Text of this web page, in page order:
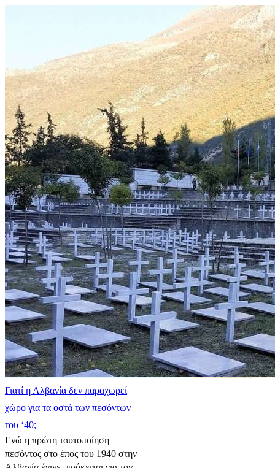
Γιατί η Αλβανία δεν παραχωρεί
χώρο για τα οστά των πεσόντων
του ‘40;
Ενώ η πρώτη ταυτοποίηση
πεσόντος στο έπος του 1940 στην